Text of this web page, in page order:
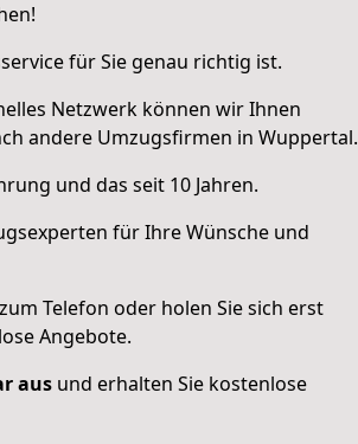
für Sie genau richtig ist.
Netzwerk können wir Ihnen
andere Umzugsfirmen in Wuppertal.
und das seit 10 Jahren.
für Ihre Wünsche und
Telefon oder holen Sie sich erst
Angebote.
aus und erhalten Sie kostenlose